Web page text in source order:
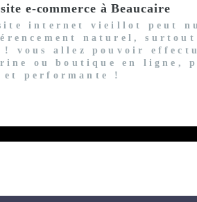
e-commerce à Beaucaire
internet vieillot peut
naturel,
! vous allez pouvoir
ou boutique en ligne,
et performante !